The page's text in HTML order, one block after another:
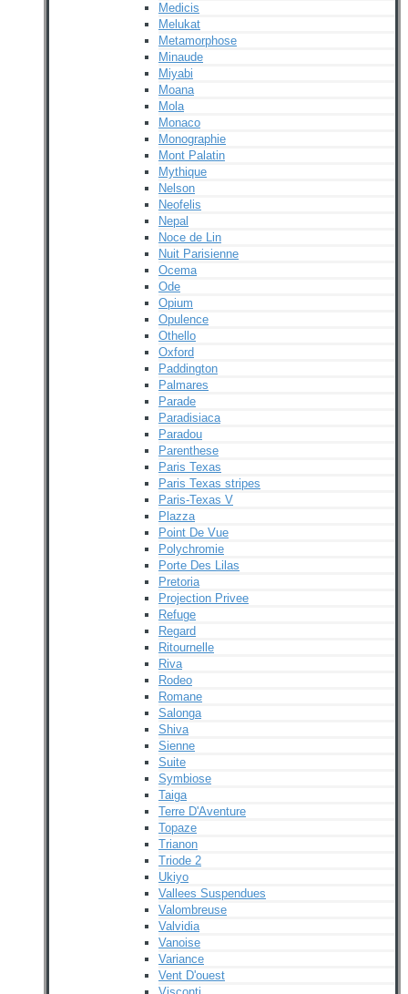
Medicis
Melukat
Metamorphose
Minaude
Miyabi
Moana
Mola
Monaco
Monographie
Mont Palatin
Mythique
Nelson
Neofelis
Nepal
Noce de Lin
Nuit Parisienne
Ocema
Ode
Opium
Opulence
Othello
Oxford
Paddington
Palmares
Parade
Paradisiaca
Paradou
Parenthese
Paris Texas
Paris Texas stripes
Paris-Texas V
Plazza
Point De Vue
Polychromie
Porte Des Lilas
Pretoria
Projection Privee
Refuge
Regard
Ritournelle
Riva
Rodeo
Romane
Salonga
Shiva
Sienne
Suite
Symbiose
Taiga
Terre D'Aventure
Topaze
Trianon
Triode 2
Ukiyo
Vallees Suspendues
Valombreuse
Valvidia
Vanoise
Variance
Vent D'ouest